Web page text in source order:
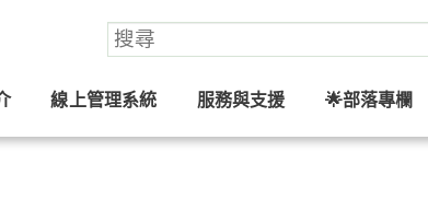
線上管理系統 服務與支援 🌟部落專欄